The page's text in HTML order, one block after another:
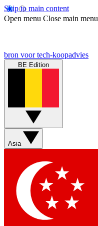
Skip to main content
Open menu Close main menu
bron voor tech-koopadvies
BE Edition
Asia